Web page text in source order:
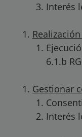
Interés
6.1.b
Gestionar
Interés